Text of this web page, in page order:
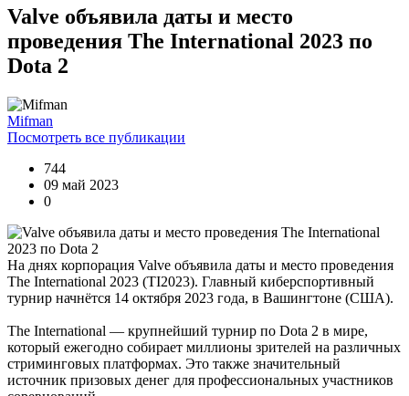
Boycenunse
Представлено несколько ссылок на скачивание (торрент,
архив и FLAC), но основной – Unofficial Game Soundtrack
OST. На странице можно послушать онлайн полную версию,
включая треки от Paul Linford
😁👏Огромная благодарность за труд. Не ожидал, что будет
полный саундтрек в хорошем качестве. За flac отдельная
благодарность ✔
cord:Boycenunse,
Да, сделано. Добавил саундтрек Need for Speed: Most Wanted
Soundtrack (OST):
Представлено несколько ссылок на скачивание (торрент,
архив и FLAC), но основной – Unofficial Game Soundtrack
OST. На странице можно послушать онлайн полную версию,
Valve объявила даты и место
проведения The International 2023 по
Dota 2
Mifman
Посмотреть все публикации
744
09 май 2023
0
На днях корпорация Valve объявила даты и место проведения
The International 2023 (TI2023). Главный киберспортивный
турнир начнётся 14 октября 2023 года, в Вашингтоне (США).
The International — крупнейший турнир по Dota 2 в мире,
который ежегодно собирает миллионы зрителей на различных
стриминговых платформах. Это также значительный
источник призовых денег для профессиональных участников